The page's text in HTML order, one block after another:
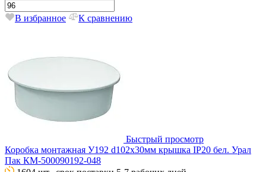
В избранное К сравнению
Быстрый просмотр
Коробка монтажная У192 d102х30мм крышка IP20 бел. Урал
Пак КМ-500090192-048